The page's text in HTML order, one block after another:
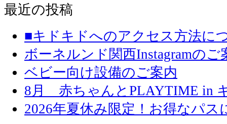
最近の投稿
■キドキドへのアクセス方法に
ボーネルンド関西Instagramのご
ベビー向け設備のご案内
8月 赤ちゃんとPLAYTIME in
2026年夏休み限定！お得なパス